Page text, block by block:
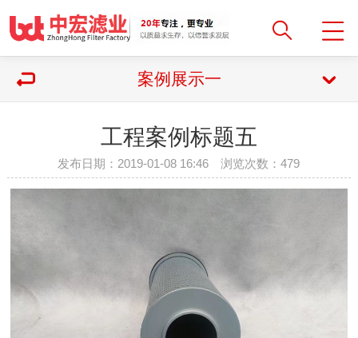
案例展示一
工程案例标题五
发布日期：2019-01-08 16:46 浏览次数：479